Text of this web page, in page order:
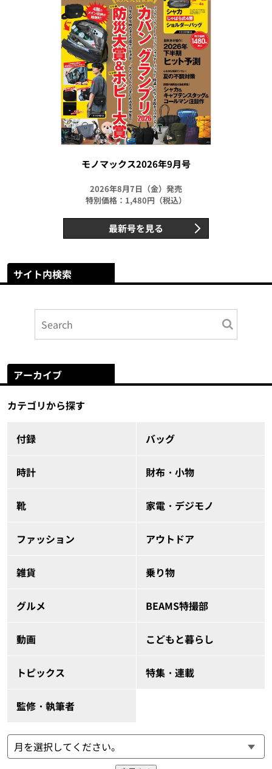
モノマックス2026年9月号
2026年8月7日（金）発売
特別価格：1,480円（税込）
最新号を見る
サイト内検索
アーカイブ
カテゴリから探す
付録 バッグ
時計 財布・小物
靴 家電・デジモノ
ファッション アウトドア
雑貨 乗り物
グルメ BEAMS特撮部
動画 こどもと暮らし
トピックス 特集・連載
監修・執筆者